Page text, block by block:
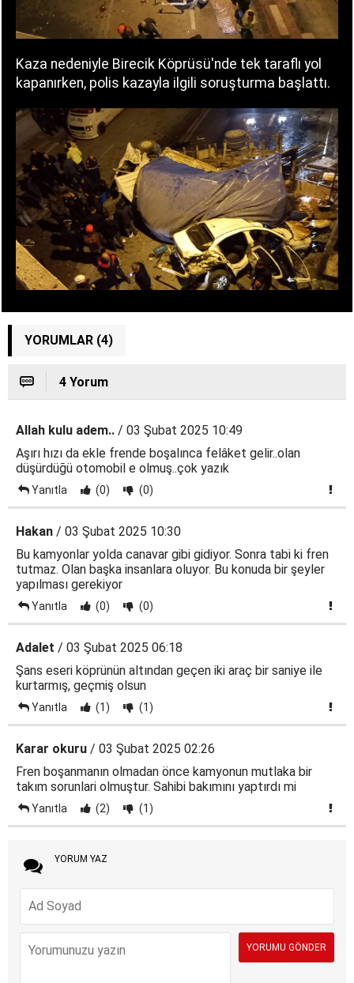
Kaza nedeniyle Birecik Köprüsü'nde tek taraflı yol
kapanırken, polis kazayla ilgili soruşturma başlattı.
YORUMLAR (4)
4 Yorum
Allah kulu adem.. / 03 Şubat 2025 10:49
Aşırı hızı da ekle frende boşalınca felâket gelir..olan
düşürdüğü otomobil e olmuş..çok yazık
Yanıtla (0) (0)
Hakan / 03 Şubat 2025 10:30
Bu kamyonlar yolda canavar gibi gidiyor. Sonra tabi ki fren
tutmaz. Olan başka insanlara oluyor. Bu konuda bir şeyler
yapılması gerekiyor
Yanıtla (0) (0)
Adalet / 03 Şubat 2025 06:18
Şans eseri köprünün altından geçen iki araç bir saniye ile
kurtarmış, geçmiş olsun
Yanıtla (1) (1)
Karar okuru / 03 Şubat 2025 02:26
Fren boşanmanın olmadan önce kamyonun mutlaka bir
takım sorunlari olmuştur. Sahibi bakımını yaptırdı mi
Yanıtla (2) (1)
YORUM YAZ